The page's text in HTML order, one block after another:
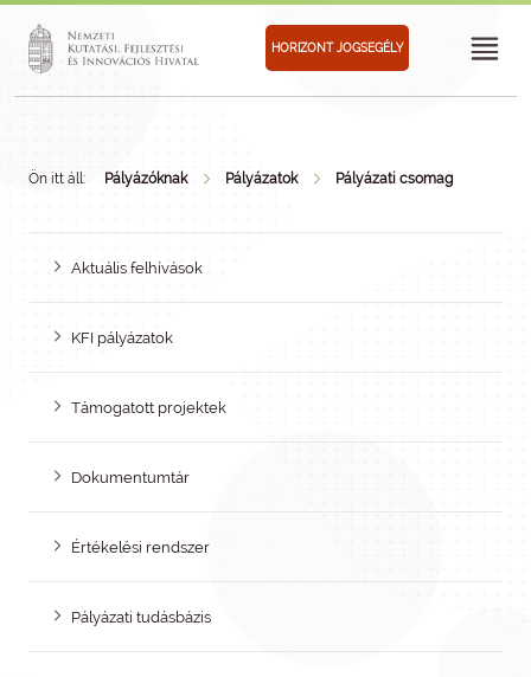
HORIZONT JOGSEGÉLY
Ön itt áll: Pályázóknak Pályázatok Pályázati csomag
Aktuális felhívások
KFI pályázatok
Támogatott projektek
Dokumentumtár
Értékelési rendszer
Pályázati tudásbázis